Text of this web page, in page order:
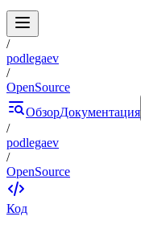
/
podlegaev
/
OpenSource
ОбзорДокументация
/
podlegaev
/
OpenSource
Код